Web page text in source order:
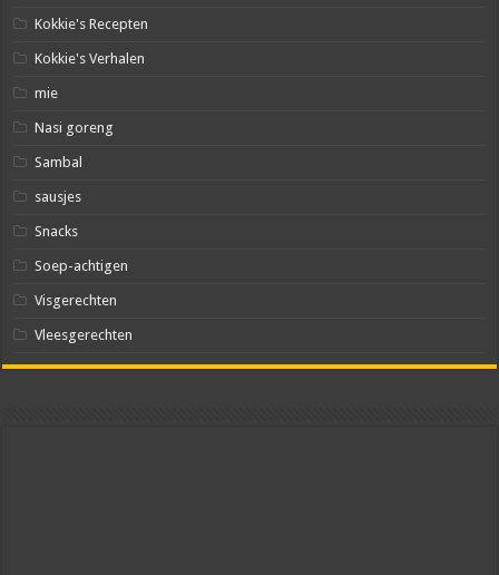
Kokkie's Recepten
Kokkie's Verhalen
mie
Nasi goreng
Sambal
sausjes
Snacks
Soep-achtigen
Visgerechten
Vleesgerechten